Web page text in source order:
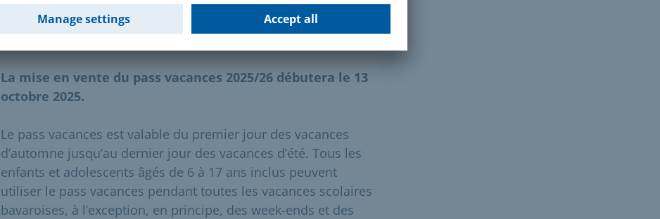
Période de validité
La mise en vente du pass vacances 2025/26 débutera le 13
octobre 2025.
Le pass vacances est valable du premier jour des vacances
d’automne jusqu’au dernier jour des vacances d’été. Tous les
enfants et adolescents âgés de 6 à 17 ans inclus peuvent
utiliser le pass vacances pendant toutes les vacances scolaires
bavaroises, à l’exception, en principe, des week-ends et des